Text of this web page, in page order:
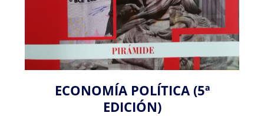
ECONOMÍA POLÍTICA (5ª
EDICIÓN)